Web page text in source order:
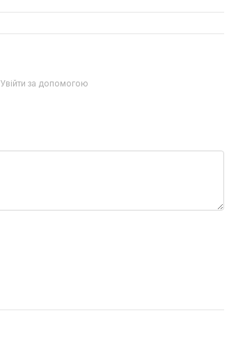
Увійти за допомогою